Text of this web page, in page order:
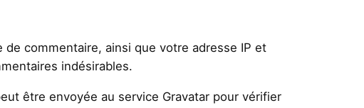
commentaire, ainsi que votre adresse IP et
indésirables.
être envoyée au service Gravatar pour vérifier